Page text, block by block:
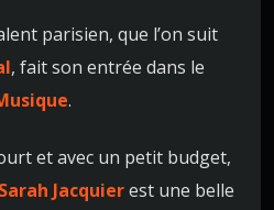
parisien, que l’on suit
, fait son entrée dans le
.
et avec un petit budget,
Sarah Jacquierest une belle